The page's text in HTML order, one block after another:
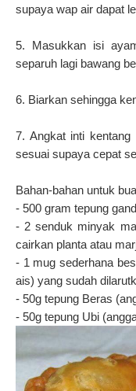
supaya wap air dapat
5. Masukkan isi
separuh lagi bawang
6. Biarkan sehingga
7. Angkat inti
sesuai supaya cepat
Bahan-bahan untuk
- 500 gram tepung
- 2 senduk minyak
cairkan planta atau
- 1 mug sederhana
ais) yang sudah
- 50g tepung Beras
- 50g tepung Ubi